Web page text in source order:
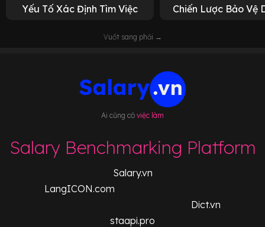
Yếu Tố Xác Định Tìm Việc Chiến Lược Bảo Vệ
Vuốt sang phải →
Ai cũng có việc làm
Salary Benchmarking Platform
Salary.vn
LangICON.com
Dict.vn
staapi.pro